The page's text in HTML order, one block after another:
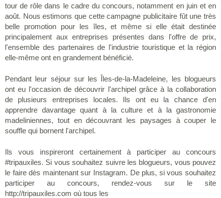
tour de rôle dans le cadre du concours, notamment en juin et en
août. Nous estimons que cette campagne publicitaire fût une très
belle promotion pour les îles, et même si elle était destinée
principalement aux entreprises présentes dans l'offre de prix,
l'ensemble des partenaires de l'industrie touristique et la région
elle-même ont en grandement bénéficié.
Pendant leur séjour sur les Îles-de-la-Madeleine, les blogueurs
ont eu l'occasion de découvrir l'archipel grâce à la collaboration
de plusieurs entreprises locales. Ils ont eu la chance d'en
apprendre davantage quant à la culture et à la gastronomie
madeliniennes, tout en découvrant les paysages à couper le
souffle qui bornent l'archipel.
Ils vous inspireront certainement à participer au concours
#tripauxiles. Si vous souhaitez suivre les blogueurs, vous pouvez
le faire dès maintenant sur Instagram. De plus, si vous souhaitez
participer au concours, rendez-vous sur le site
http://tripauxiles.com où tous les